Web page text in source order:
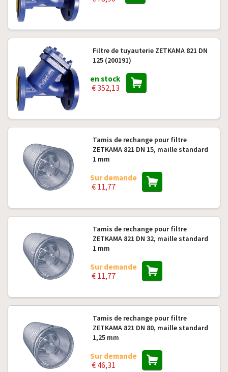
Filtre de tuyauterie ZETKAMA 821 DN
125 (200191)
en stock
€ 352,13
Tamis de rechange pour filtre
ZETKAMA 821 DN 15, maille standard
1 mm
Sur demande
€ 11,77
Tamis de rechange pour filtre
ZETKAMA 821 DN 32, maille standard
1 mm
Sur demande
€ 11,77
Tamis de rechange pour filtre
ZETKAMA 821 DN 80, maille standard
1,25 mm
Sur demande
€ 46,31